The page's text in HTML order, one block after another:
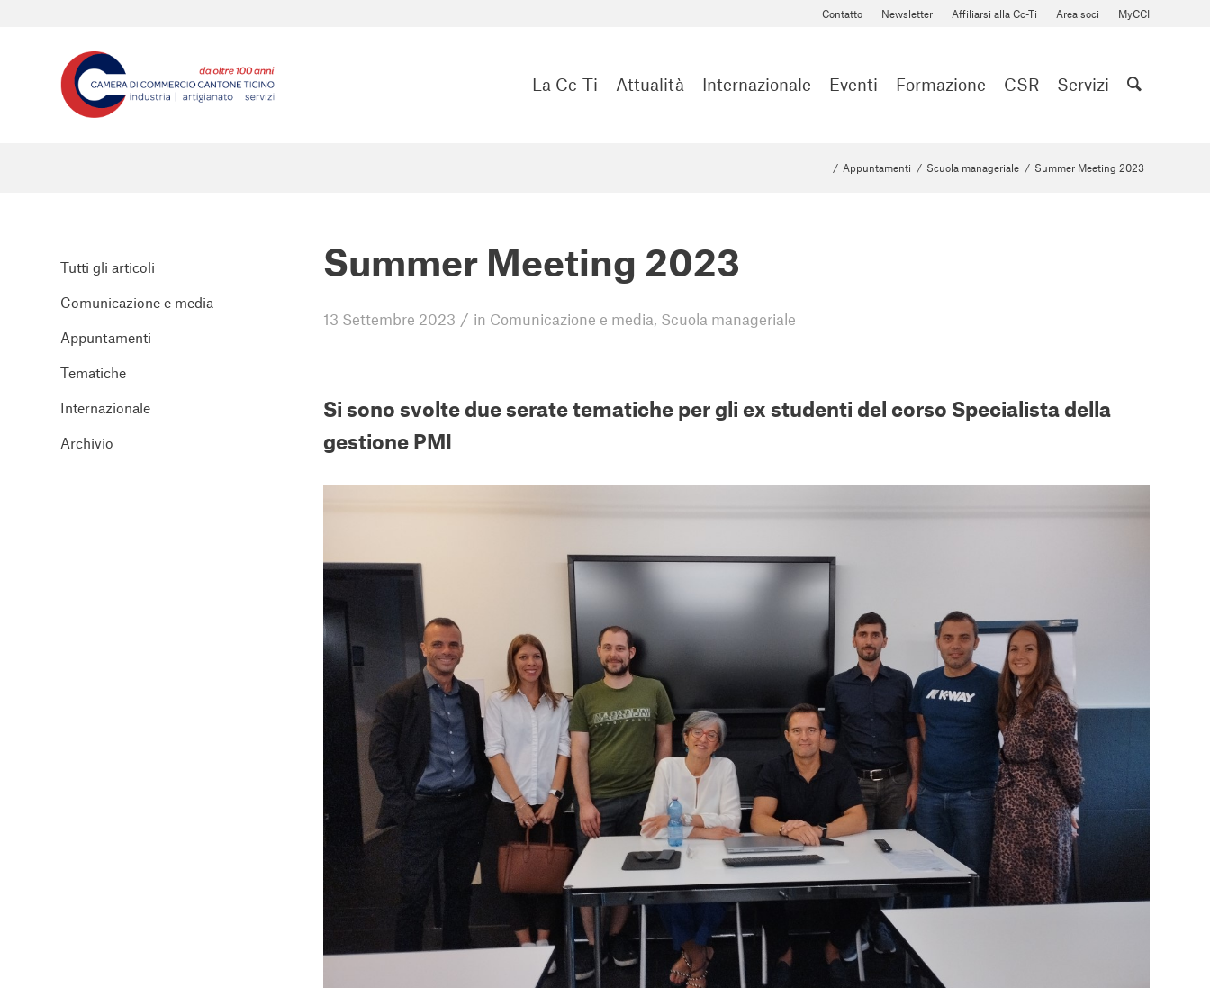
Contatto Newsletter Affiliarsi alla Cc-Ti Area soci MyCCI
La Cc-Ti Attualità Internazionale Eventi Formazione CSR Servizi
/ Appuntamenti / Scuola manageriale / Summer Meeting 2023
Summer Meeting 2023
13 Settembre 2023 / in Comunicazione e media, Scuola manageriale
Si sono svolte due serate tematiche per gli ex studenti del corso Specialista della
gestione PMI
Tutti gli articoli
Comunicazione e media
Appuntamenti
Tematiche
Internazionale
Archivio